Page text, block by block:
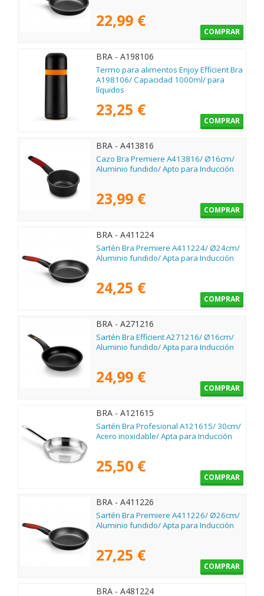
22,99 €
COMPRAR
BRA - A198106
Termo para alimentos Enjoy Efficient Bra
A198106/ Capacidad 1000ml/ para
líquidos
23,25 €
COMPRAR
BRA - A413816
Cazo Bra Premiere A413816/ Ø16cm/
Aluminio fundido/ Apto para Inducción
23,99 €
COMPRAR
BRA - A411224
Sartén Bra Premiere A411224/ Ø24cm/
Aluminio fundido/ Apta para Inducción
24,25 €
COMPRAR
BRA - A271216
Sartén Bra Efficient A271216/ Ø16cm/
Aluminio fundido/ Apta para Inducción
24,99 €
COMPRAR
BRA - A121615
Sartén Bra Profesional A121615/ 30cm/
Acero inoxidable/ Apta para Inducción
25,50 €
COMPRAR
BRA - A411226
Sartén Bra Premiere A411226/ Ø26cm/
Aluminio fundido/ Apta para Inducción
27,25 €
COMPRAR
BRA - A481224